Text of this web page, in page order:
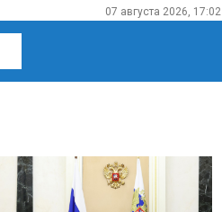
07 августа 2026, 17:02